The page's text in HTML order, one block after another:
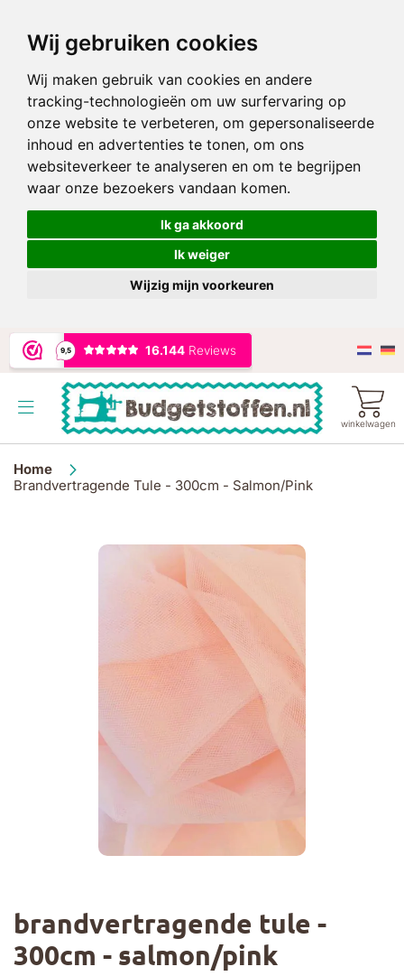
Wij gebruiken cookies
Wij maken gebruik van cookies en andere
tracking-technologieën om uw surfervaring op
onze website te verbeteren, om gepersonaliseerde
inhoud en advertenties te tonen, om ons
websiteverkeer te analyseren en om te begrijpen
waar onze bezoekers vandaan komen.
Ik ga akkoord
Ik weiger
Wijzig mijn voorkeuren
naar
de
winkelwagen
Home
Brandvertragende Tule - 300cm - Salmon/Pink
brandvertragende tule -
300cm - salmon/pink
naar
het
begin
van